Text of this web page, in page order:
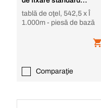
tablă de oţel, 542,5 x Î
1.000m - piesă de bază
Comparaţie